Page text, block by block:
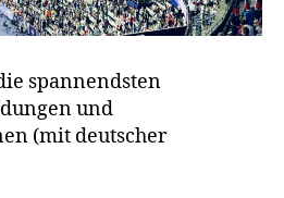
spannendsten
und
(mit deutscher